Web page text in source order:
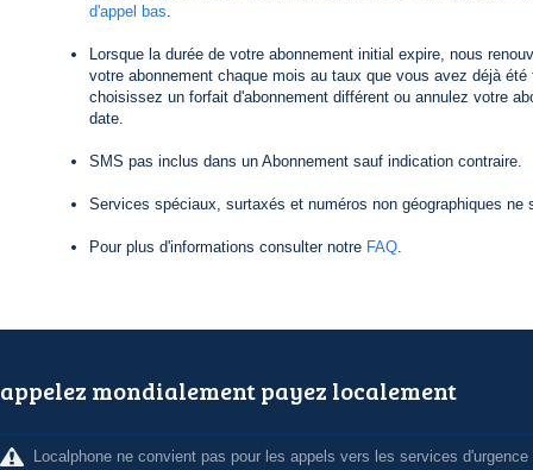
d'appel bas.
Lorsque la durée de votre abonnement initial expire, nous
votre abonnement chaque mois au taux que vous avez déjà
choisissez un forfait d'abonnement différent ou annulez votre
date.
SMS pas inclus dans un Abonnement sauf indication contraire.
Services spéciaux, surtaxés et numéros non géographiques ne
Pour plus d'informations consulter notre FAQ.
appelez mondialement payez localement
Localphone ne convient pas pour les appels vers les services d'urgence